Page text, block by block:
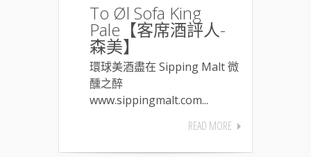
To Øl Sofa King
Pale【客席酒評人-
森美】
環球美酒盡在 Sipping Malt 微
醺之醉
www.sippingmalt.com...
READ MORE